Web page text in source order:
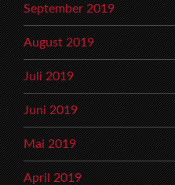
September 2019
August 2019
Juli 2019
Juni 2019
Mai 2019
April 2019